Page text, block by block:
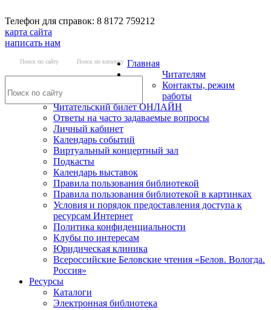
Телефон для справок: 8 8172 759212
карта сайта
написать нам
Поиск по сайту Поиск по каталогу Главная
Читателям
Контакты, режим
работы
Читательский билет ОНЛАЙН
Ответы на часто задаваемые вопросы
Личный кабинет
Календарь событий
Виртуальный концертный зал
Подкасты
Календарь выставок
Правила пользования библиотекой
Правила пользования библиотекой в картинках
Условия и порядок предоставления доступа к
ресурсам Интернет
Политика конфиденциальности
Клубы по интересам
Юридическая клиника
Всероссийские Беловские чтения «Белов. Вологда.
Россия»
Ресурсы
Каталоги
Электронная библиотека